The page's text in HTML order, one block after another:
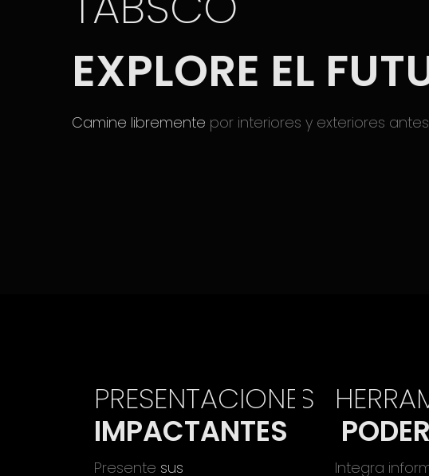
EXPLORE EL
Camine libremente por interiores y exteriores
PRESENTACIONES
IMPACTANTES
Presente sus
Integra